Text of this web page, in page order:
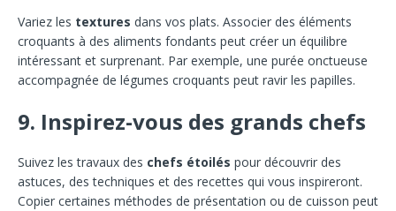
Variez les textures dans vos plats. Associer des éléments
croquants à des aliments fondants peut créer un équilibre
intéressant et surprenant. Par exemple, une purée onctueuse
accompagnée de légumes croquants peut ravir les papilles.
9. Inspirez-vous des grands chefs
Suivez les travaux des chefs étoilés pour découvrir des
astuces, des techniques et des recettes qui vous inspireront.
Copier certaines méthodes de présentation ou de cuisson peut